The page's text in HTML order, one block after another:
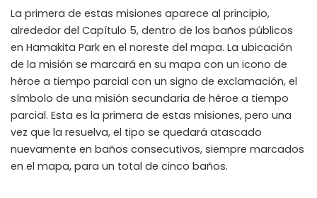
COLLAPSE
💎100% FREE to join
No subscription, no credit card required — ever
⚡ Tricks BEFORE website
Get exclusive codes and strategies before anyone else
🎁Limited-time game codes
Temporary download keys — grab them fast, they expire
La primera de estas misiones aparece al principio,
alrededor del Capítulo 5, dentro de los baños públicos
en Hamakita Park en el noreste del mapa. La ubicación
de la misión se marcará en su mapa con un icono de
héroe a tiempo parcial con un signo de exclamación, el
símbolo de una misión secundaria de héroe a tiempo
parcial. Esta es la primera de estas misiones, pero una
vez que la resuelva, el tipo se quedará atascado
nuevamente en baños consecutivos, siempre marcados
en el mapa, para un total de cinco baños.